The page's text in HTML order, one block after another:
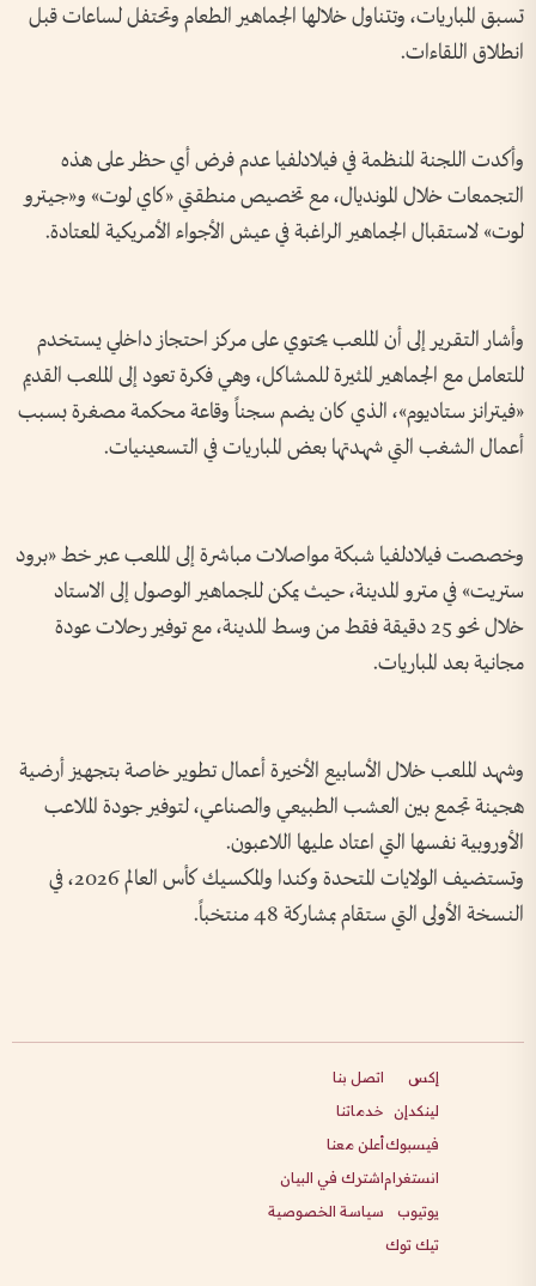
تسبق المباريات، وتتناول خلالها الجماهير الطعام وتحتفل لساعات قبل
انطلاق اللقاءات.
وأكدت اللجنة المنظمة في فيلادلفيا عدم فرض أي حظر على هذه
التجمعات خلال المونديال، مع تخصيص منطقتي «كاي لوت» و«جيترو
لوت» لاستقبال الجماهير الراغبة في عيش الأجواء الأمريكية المعتادة.
وأشار التقرير إلى أن الملعب يحتوي على مركز احتجاز داخلي يستخدم
للتعامل مع الجماهير المثيرة للمشاكل، وهي فكرة تعود إلى الملعب القديم
«فيترانز ستاديوم»، الذي كان يضم سجناً وقاعة محكمة مصغرة بسبب
أعمال الشغب التي شهدتها بعض المباريات في التسعينيات.
وخصصت فيلادلفيا شبكة مواصلات مباشرة إلى الملعب عبر خط «برود
ستريت» في مترو المدينة، حيث يمكن للجماهير الوصول إلى الاستاد
خلال نحو 25 دقيقة فقط من وسط المدينة، مع توفير رحلات عودة
مجانية بعد المباريات.
وشهد الملعب خلال الأسابيع الأخيرة أعمال تطوير خاصة بتجهيز أرضية
هجينة تجمع بين العشب الطبيعي والصناعي، لتوفير جودة الملاعب
الأوروبية نفسها التي اعتاد عليها اللاعبون.
وتستضيف الولايات المتحدة وكندا والمكسيك كأس العالم 2026، في
النسخة الأولى التي ستقام بمشاركة 48 منتخباً.
إكس
لينكدإن
فيسبوك
انستغرام
يوتيوب
تيك توك
اتصل بنا
خدماتنا
أعلن معنا
اشترك في البيان
سياسة الخصوصية